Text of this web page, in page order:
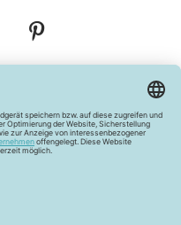
widerrufen